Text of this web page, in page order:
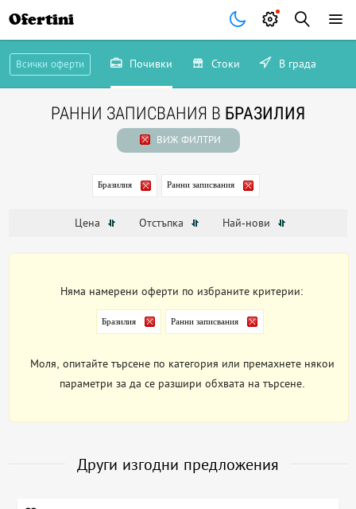
Ofertini
Всички оферти Почивки Стоки В града
РАННИ ЗАПИСВАНИЯ В БРАЗИЛИЯ
ВИЖ ФИЛТРИ
Бразилия Ранни записвания
Цена Отстъпка Най-нови
Няма намерени оферти по избраните критерии:
Бразилия Ранни записвания
Моля, опитайте търсене по категория или премахнете някои
параметри за да се разшири обхвата на търсене.
Други изгодни предложения